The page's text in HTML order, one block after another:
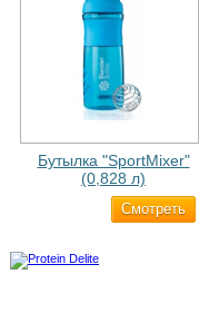
Бутылка "SportMixer"
(0,828 л)
Cмотреть